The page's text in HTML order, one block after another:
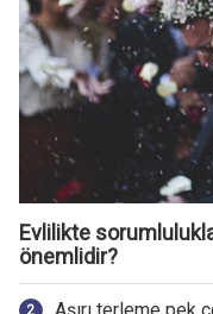
Evlilikte
önemlidir?